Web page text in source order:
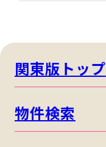
関東版トップ
物件検索